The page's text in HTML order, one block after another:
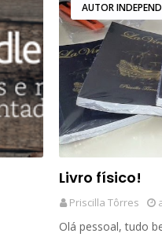
AUTOR
Livro físico!
Priscilla Tôrres
Olá pessoal, tudo